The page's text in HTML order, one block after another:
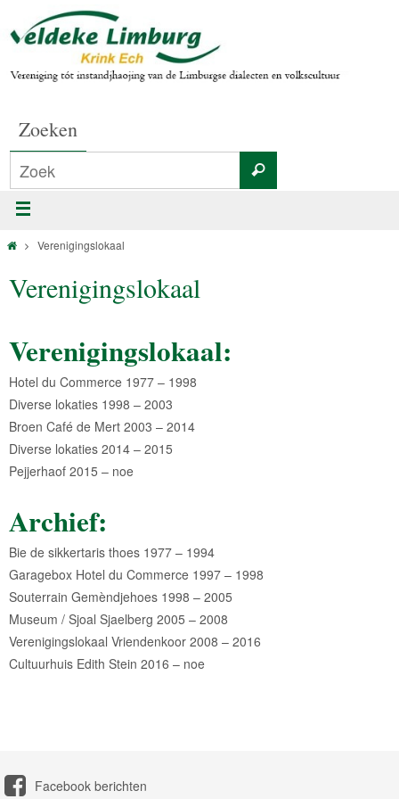
Zoeken
Verenigingslokaal
Verenigingslokaal
Verenigingslokaal:
Hotel du Commerce 1977 – 1998
Diverse lokaties 1998 – 2003
Broen Café de Mert 2003 – 2014
Diverse lokaties 2014 – 2015
Pejjerhaof 2015 – noe
Archief:
Bie de sikkertaris thoes 1977 – 1994
Garagebox Hotel du Commerce 1997 – 1998
Souterrain Gemèndjehoes 1998 – 2005
Museum / Sjoal Sjaelberg 2005 – 2008
Verenigingslokaal Vriendenkoor 2008 – 2016
Cultuurhuis Edith Stein 2016 – noe
Facebook berichten